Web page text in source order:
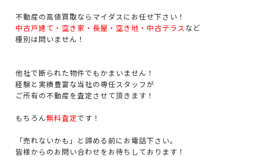
不動産の高値買取ならマイダスにお任せ下さい！
中古戸建て・空き家・長屋・空き地・中古テラス など
種別は問いません！
他社で断られた物件でもかまいません！
経験と実績豊富な当社の専任スタッフが
ご所有の不動産を査定させて頂きます！
もちろん無料査定です！
「売れないかも」と諦める前にお電話下さい。
皆様からのお問い合わせをお待ちしております！